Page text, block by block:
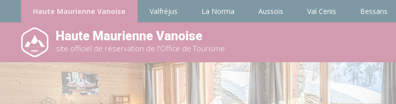
Haute Maurienne Vanoise Valfréjus La Norma Aussois Val Cenis Bessans
Haute Maurienne Vanoise
site officiel de réservation de l'Office de Tourisme